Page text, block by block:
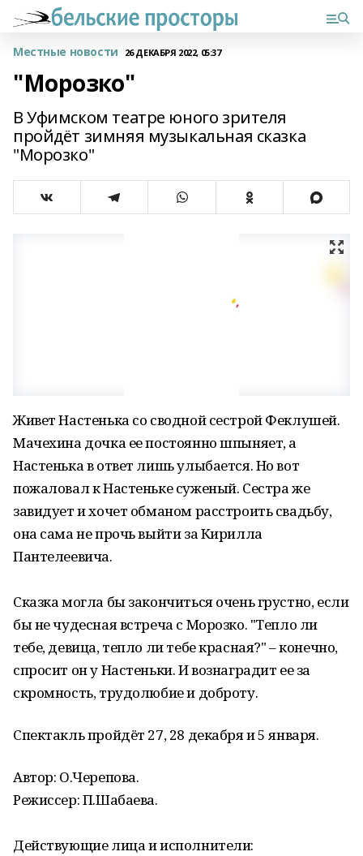
Местные новости 26 ДЕКАБРЯ 2022, 05:37
"Морозко"
В Уфимском театре юного зрителя
пройдёт зимняя музыкальная сказка
"Морозко"
Живет Настенька со сводной сестрой Феклушей.
Мачехина дочка ее постоянно шпыняет, а
Настенька в ответ лишь улыбается. Но вот
пожаловал к Настеньке суженый. Сестра же
завидует и хочет обманом расстроить свадьбу,
она сама не прочь выйти за Кирилла
Пантелеевича.
Сказка могла бы закончиться очень грустно, если
бы не чудесная встреча с Морозко. "Тепло ли
тебе, девица, тепло ли тебе красная?" – конечно,
спросит он у Настеньки. И вознаградит ее за
скромность, трудолюбие и доброту.
Спектакль пройдёт 27, 28 декабря и 5 января.
Автор: О.Черепова.
Режиссер: П.Шабаева.
Действующие лица и исполнители: